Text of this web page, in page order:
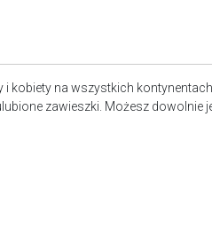
kobiety na wszystkich
zawieszki. Możesz